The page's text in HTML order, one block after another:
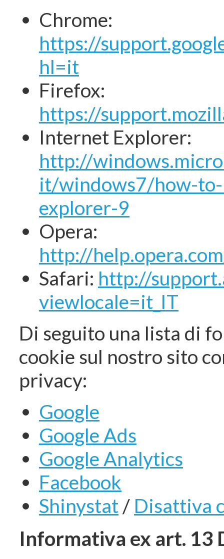
Chrome:
https://
hl=it
Firefox:
https://
Internet Explorer:
http://
it/windows7/how-
explorer-9
Opera:
http://
Safari: http://
viewlocale=it_IT
Di seguito una lista di
cookie sul nostro sito
privacy:
Google
Google Ads
Google Analytics
Facebook
Shinystat/ Disattiva
Informativa ex art. 13